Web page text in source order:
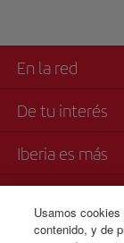
En la red
De tu interés
Iberia es más
Usamos
contenido, y de